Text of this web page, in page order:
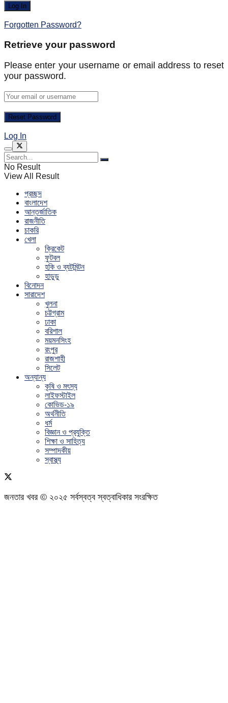
Forgotten Password?
Retrieve your password
Please enter your username or email address to reset
your password.
Log In
No Result
View All Result
প্রচ্ছদ
বাংলাদেশ
আন্তর্জাতিক
রাজনীতি
চাকরি
খেলা
ক্রিকেট
ফুটবল
হকি ও ব্যটমিন্টন
হাডুডু
বিনোদন
সারাদেশ
খুলনা
চট্টগ্রাম
ঢাকা
বরিশাল
ময়মনসিংহ
রংপুর
রাজশাহী
সিলেট
অন্যান্য
কৃষি ও মৎস্য
লাইফস্টাইল
কোভিড-১৯
অর্থনীতি
ধর্ম
বিজ্ঞান ও প্রযুক্তি
শিক্ষা ও সাহিত্য
সম্পাদকীয়
স্বাস্থ্য
জনতার খবর © ২০২৫ সর্বস্বত্ব স্বত্বাধিকার সংরক্ষিত